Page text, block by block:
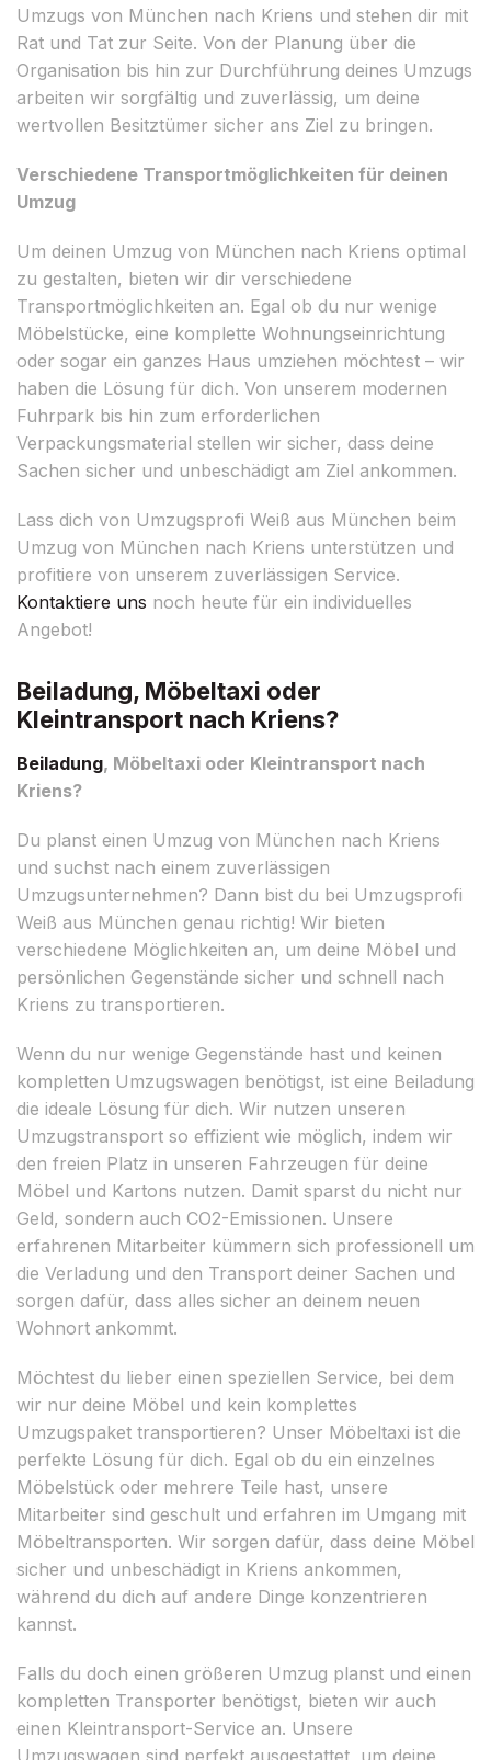
Umzugs von München nach Kriens und stehen dir mit
Rat und Tat zur Seite. Von der Planung über die
Organisation bis hin zur Durchführung deines Umzugs
arbeiten wir sorgfältig und zuverlässig, um deine
wertvollen Besitztümer sicher ans Ziel zu bringen.
Verschiedene Transportmöglichkeiten für deinen
Umzug
Um deinen Umzug von München nach Kriens optimal
zu gestalten, bieten wir dir verschiedene
Transportmöglichkeiten an. Egal ob du nur wenige
Möbelstücke, eine komplette Wohnungseinrichtung
oder sogar ein ganzes Haus umziehen möchtest – wir
haben die Lösung für dich. Von unserem modernen
Fuhrpark bis hin zum erforderlichen
Verpackungsmaterial stellen wir sicher, dass deine
Sachen sicher und unbeschädigt am Ziel ankommen.
Lass dich von Umzugsprofi Weiß aus München beim
Umzug von München nach Kriens unterstützen und
profitiere von unserem zuverlässigen Service.
Kontaktiere uns noch heute für ein individuelles
Angebot!
Beiladung, Möbeltaxi oder
Kleintransport nach Kriens?
Beiladung, Möbeltaxi oder Kleintransport nach
Kriens?
Du planst einen Umzug von München nach Kriens
und suchst nach einem zuverlässigen
Umzugsunternehmen? Dann bist du bei Umzugsprofi
Weiß aus München genau richtig! Wir bieten
verschiedene Möglichkeiten an, um deine Möbel und
persönlichen Gegenstände sicher und schnell nach
Kriens zu transportieren.
Wenn du nur wenige Gegenstände hast und keinen
kompletten Umzugswagen benötigst, ist eine Beiladung
die ideale Lösung für dich. Wir nutzen unseren
Umzugstransport so effizient wie möglich, indem wir
den freien Platz in unseren Fahrzeugen für deine
Möbel und Kartons nutzen. Damit sparst du nicht nur
Geld, sondern auch CO2-Emissionen. Unsere
erfahrenen Mitarbeiter kümmern sich professionell um
die Verladung und den Transport deiner Sachen und
sorgen dafür, dass alles sicher an deinem neuen
Wohnort ankommt.
Möchtest du lieber einen speziellen Service, bei dem
wir nur deine Möbel und kein komplettes
Umzugspaket transportieren? Unser Möbeltaxi ist die
perfekte Lösung für dich. Egal ob du ein einzelnes
Möbelstück oder mehrere Teile hast, unsere
Mitarbeiter sind geschult und erfahren im Umgang mit
Möbeltransporten. Wir sorgen dafür, dass deine Möbel
sicher und unbeschädigt in Kriens ankommen,
während du dich auf andere Dinge konzentrieren
kannst.
Falls du doch einen größeren Umzug planst und einen
kompletten Transporter benötigst, bieten wir auch
einen Kleintransport-Service an. Unsere
Umzugswagen sind perfekt ausgestattet, um deine